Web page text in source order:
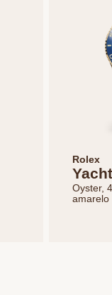
Rolex
Oyster,
amarelo